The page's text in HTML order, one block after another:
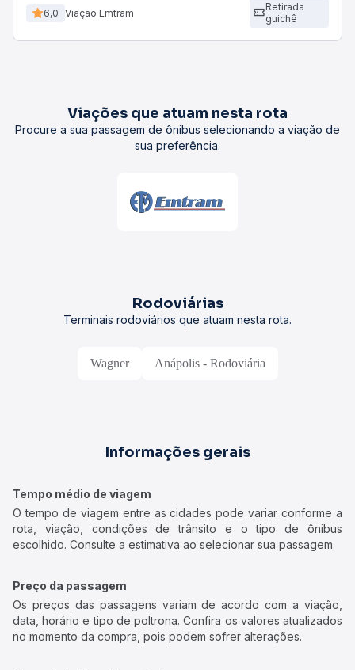
6,0 Viação Emtram
Retirada
guichê
Viações que atuam nesta rota
Procure a sua passagem de ônibus selecionando a viação de
sua preferência.
Rodoviárias
Terminais rodoviários que atuam nesta rota.
Wagner Anápolis - Rodoviária
Informações gerais
Tempo médio de viagem
O tempo de viagem entre as cidades pode variar conforme a
rota, viação, condições de trânsito e o tipo de ônibus
escolhido. Consulte a estimativa ao selecionar sua passagem.
Preço da passagem
Os preços das passagens variam de acordo com a viação,
data, horário e tipo de poltrona. Confira os valores atualizados
no momento da compra, pois podem sofrer alterações.